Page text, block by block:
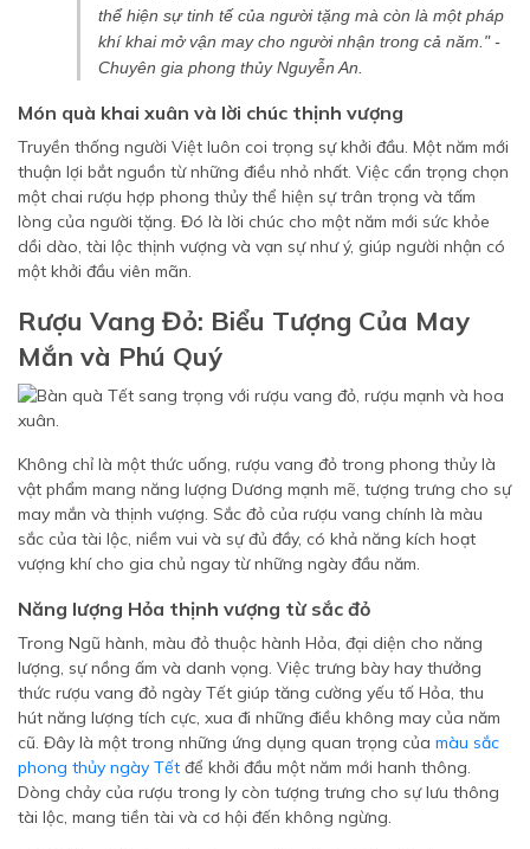
thể hiện sự tinh tế của người tặng mà còn là một pháp
khí khai mở vận may cho người nhận trong cả năm."-
Chuyên gia phong thủy Nguyễn An.
Món quà khai xuân và lời chúc thịnh vượng
Truyền thống người Việt luôn coi trọng sự khởi đầu. Một năm mới
thuận lợi bắt nguồn từ những điều nhỏ nhất. Việc cẩn trọng chọn
một chai rượu hợp phong thủy thể hiện sự trân trọng và tấm
lòng của người tặng. Đó là lời chúc cho một năm mới sức khỏe
dồi dào, tài lộc thịnh vượng và vạn sự như ý, giúp người nhận có
một khởi đầu viên mãn.
Rượu Vang Đỏ: Biểu Tượng Của May
Mắn và Phú Quý
Không chỉ là một thức uống, rượu vang đỏ trong phong thủy là
vật phẩm mang năng lượng Dương mạnh mẽ, tượng trưng cho sự
may mắn và thịnh vượng. Sắc đỏ của rượu vang chính là màu
sắc của tài lộc, niềm vui và sự đủ đầy, có khả năng kích hoạt
vượng khí cho gia chủ ngay từ những ngày đầu năm.
Năng lượng Hỏa thịnh vượng từ sắc đỏ
Trong Ngũ hành, màu đỏ thuộc hành Hỏa, đại diện cho năng
lượng, sự nồng ấm và danh vọng. Việc trưng bày hay thưởng
thức rượu vang đỏ ngày Tết giúp tăng cường yếu tố Hỏa, thu
hút năng lượng tích cực, xua đi những điều không may của năm
cũ. Đây là một trong những ứng dụng quan trọng của màu sắc
phong thủy ngày Tết để khởi đầu một năm mới hanh thông.
Dòng chảy của rượu trong ly còn tượng trưng cho sự lưu thông
tài lộc, mang tiền tài và cơ hội đến không ngừng.